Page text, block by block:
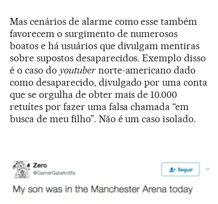
Mas cenários de alarme como esse também
favorecem o surgimento de numerosos
boatos e há usuários que divulgam mentiras
sobre supostos desaparecidos. Exemplo disso
é o caso do youtubernorte-americano dado
como desaparecido, divulgado por uma conta
que se orgulha de obter mais de 10.000
retuítes por fazer uma falsa chamada “em
busca de meu filho”. Não é um caso isolado.